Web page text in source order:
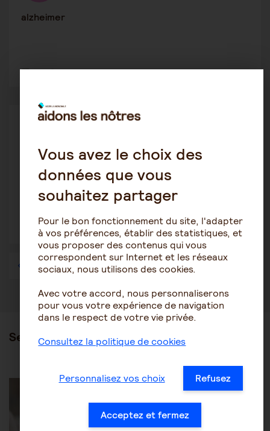
alzheimer
5 5612
Alzheimer
30 mars 2020 11:56
Relations familiales difficiles ! Besoin de soutien
2021
1 … 30 31 32 33 34 35
Ses articles
Category:
Les pathologies du vieillissement Autres pathologies
Vous avez le choix des
données que vous
souhaitez partager
Pour le bon fonctionnement du site, l'adapter
à vos préférences, établir des statistiques, et
vous proposer des contenus qui vous
correspondent sur Internet et les réseaux
sociaux, nous utilisons des cookies.
Avec votre accord, nous personnaliserons
pour vous votre expérience de navigation
dans le respect de votre vie privée.
Consultez la politique de cookies
Personnalisez vos choix Refusez
Acceptez et fermez